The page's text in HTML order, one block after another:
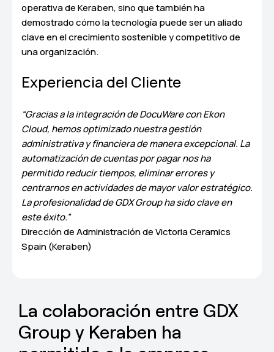
operativa de Keraben, sino que también ha
demostrado cómo la tecnología puede ser un aliado
clave en el crecimiento sostenible y competitivo de
una organización.
Experiencia del Cliente
“Gracias a la integración de DocuWare con Ekon
Cloud, hemos optimizado nuestra gestión
administrativa y financiera de manera excepcional. La
automatización de cuentas por pagar nos ha
permitido reducir tiempos, eliminar errores y
centrarnos en actividades de mayor valor estratégico.
La profesionalidad de GDX Group ha sido clave en
este éxito.”
Dirección de Administración de Victoria Ceramics
Spain (Keraben)
La colaboración entre GDX
Group y Keraben ha